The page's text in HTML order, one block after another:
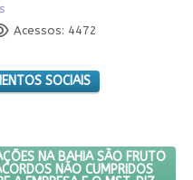
Acessos: 4472
SOCIAIS
PLANO DE
ARTIGO: OCUPAÇÕES NA
NA BAHIA SÃO FRUTO
NÃO CUMPRIDOS